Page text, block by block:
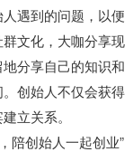
遇到的问题，以便
文化，大咖分享现
分享自己的知识和
创始人不仅会获得
立关系。